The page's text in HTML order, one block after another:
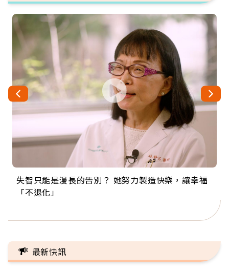
失智只能是漫長的告別？ 她努力製造快樂，讓幸福
「不退化」
來自剛果的巧克力神父 為台灣奉獻36年 「台灣是我
的家，我連作夢都講台語！」
63歲卸矽谷副總、搬回台灣找快樂！「蛋黃哥小
丑」走進安養院，逗樂上萬爺奶：退休後才開始真
104歲打破金氏世界紀錄 成為全球最年長羽球選
手，分享長壽的秘密原來是「這個」
事業巔峰他選擇追夢…黑手阿伯拉小提琴還登上小
巨蛋！連CNN都大讚！
最新快訊